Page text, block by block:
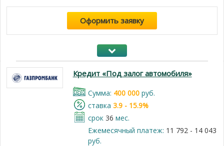
Оформить заявку
Кредит «Под залог автомобиля»
Cумма: 400 000руб.
cтавка 3.9 - 15.9%
срок 36 мес.
Ежемесячный платеж: 11 792 - 14 043
руб.